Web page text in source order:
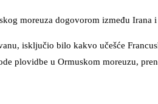
moreuza dogovorom između Irana
isključio bilo kakvo učešće
plovidbe u Ormuskom moreuzu,